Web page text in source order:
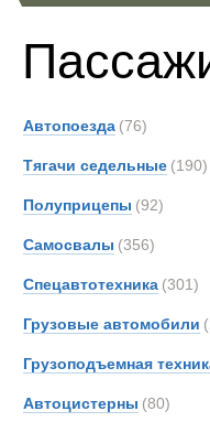
Автопоезда (76)
Тягачи седельные (190)
Полуприцепы (92)
Самосвалы (356)
Спецавтотехника (301)
Грузовые автомобили
Грузоподъемная
Автоцистерны (80)